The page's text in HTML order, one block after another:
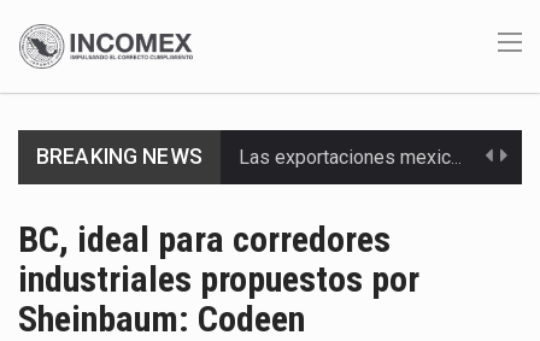
BREAKING NEWS En el primer semestre de 2026, el Servicio de Administración Tributaria (SAT) cobró un total…
BC, ideal para corredores
industriales propuestos por
Sheinbaum: Codeen